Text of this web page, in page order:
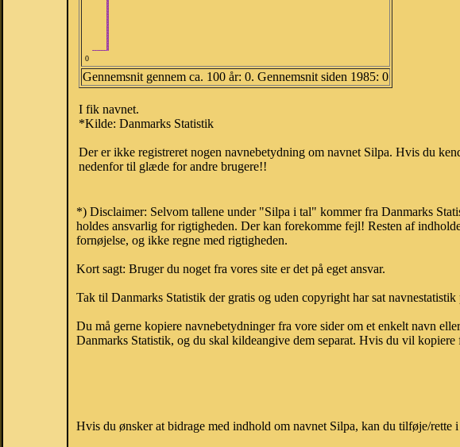
0
Gennemsnit gennem ca. 100 år: 0. Gennemsnit siden 1985: 0
I fik navnet.
*Kilde: Danmarks Statistik
Der er ikke registreret nogen navnebetydning om navnet Silpa. Hvis du
nedenfor til glæde for andre brugere!!
*) Disclaimer: Selvom tallene under "Silpa i tal" kommer fra Danmarks
holdes ansvarlig for rigtigheden. Der kan forekomme fejl! Resten af
fornøjelse, og ikke regne med rigtigheden.
Kort sagt: Bruger du noget fra vores site er det på eget ansvar.
Tak til Danmarks Statistik der gratis og uden copyright har sat
Du må gerne kopiere navnebetydninger fra vore sider om et enkelt navn
Danmarks Statistik, og du skal kildeangive dem separat. Hvis du vil
Hvis du ønsker at bidrage med indhold om navnet Silpa, kan du tilføje/rette